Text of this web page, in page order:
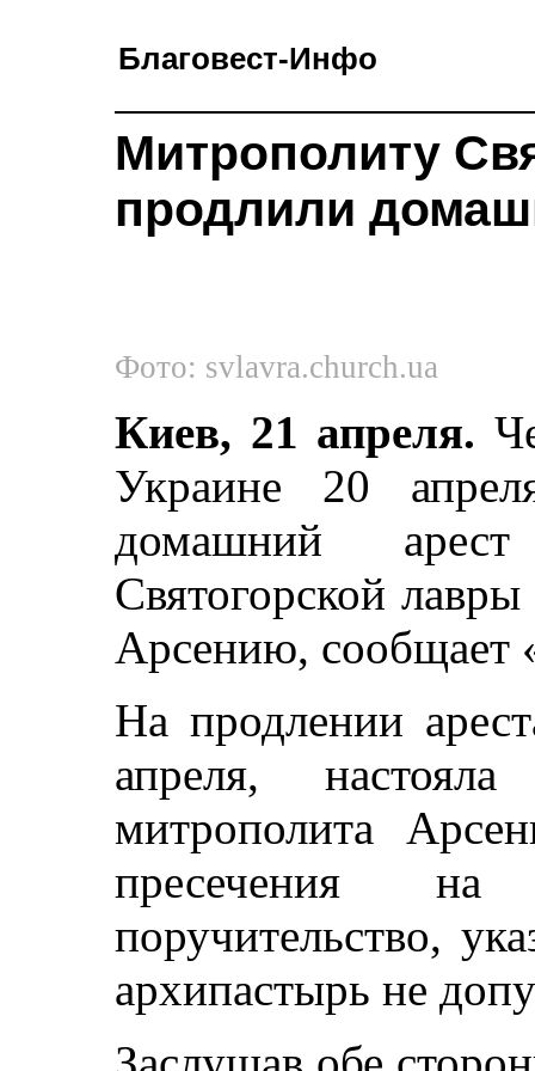
Благовест-Инфо
Митрополиту
продлили
Фото: svlavra.church.ua
Киев, 21 апреля.
Украине 20
домашний
Святогорской
Арсению,
На продлении
апреля,
митрополита
пресечения
поручительство,
архипастырь не